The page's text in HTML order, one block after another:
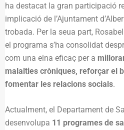
ha destacat la gran participació
implicació de l’Ajuntament
trobada. Per la seua part,
el programa s’ha consolidat
com una eina eficaç per a
malalties cròniques, reforçar el
fomentar les relacions socials.
Actualment, el Departament de
desenvolupa 11 programes de